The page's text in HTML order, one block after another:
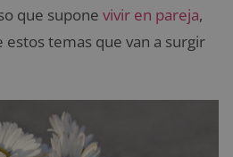
que supone vivir en pareja,
temas que van a surgir